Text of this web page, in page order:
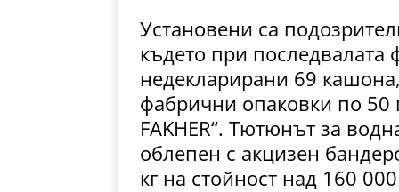
Установени са
където при последвалата
недекларирани 69
фабрични опаковки по 50
FAKHER“. Тютюнът за
облепен с акцизен
кг на стойност над 160